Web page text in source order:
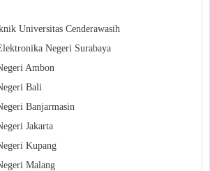
Universitas Cenderawasih
Negeri Surabaya
Ambon
Bali
Banjarmasin
Jakarta
Kupang
Malang